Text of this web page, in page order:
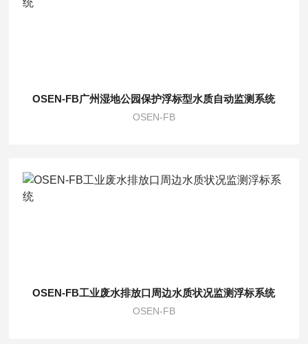
OSEN-FB广州湿地公园保护浮标型水质自动监测系统
OSEN-FB
OSEN-FB工业废水排放口周边水质状况监测浮标系统
OSEN-FB